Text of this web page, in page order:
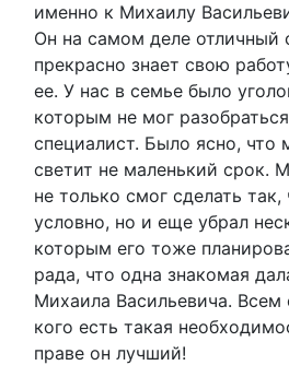
именно к Михаилу
Он на самом деле отличный
прекрасно знает свою
ее. У нас в семье было
которым не мог
специалист. Было ясно, что
светит не маленький срок.
не только смог сделать
условно, но и еще убрал
которым его тоже
рада, что одна знакомая
Михаила Васильевича. Всем
кого есть такая
праве он лучший!